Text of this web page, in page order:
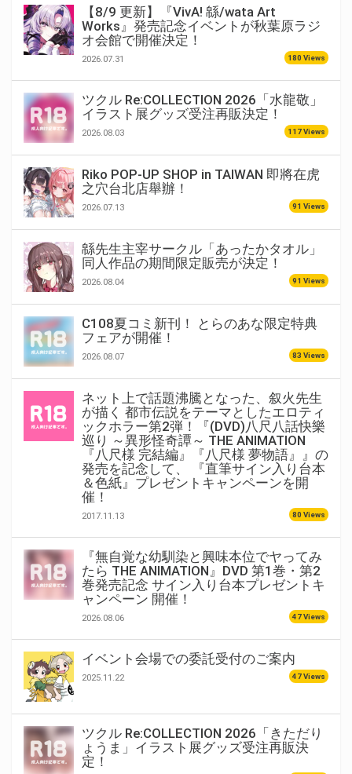
【8/9 更新】『VivA! 緜/wata Art
Works』発売記念イベントが秋葉原ラジ
オ会館で開催決定！
2026.07.31 180 Views
ツクル Re:COLLECTION 2026「水龍敬」
イラスト展グッズ受注再販決定！
2026.08.03 117 Views
Riko POP-UP SHOP in TAIWAN 即將在虎
之穴台北店舉辦！
2026.07.13 91 Views
緜先生主宰サークル「あったかタオル」
同人作品の期間限定販売が決定！
2026.08.04 91 Views
C108夏コミ新刊！ とらのあな限定特典
フェアが開催！
2026.08.07 83 Views
ネット上で話題沸騰となった、叙火先生
が描く 都市伝説をテーマとしたエロティ
ックホラー第2弾！『(DVD)八尺八話快樂
巡り ～異形怪奇譚～ THE ANIMATION
『八尺様 完結編』『八尺様 夢物語』』の
発売を記念して、 『直筆サイン入り台本
＆色紙』プレゼントキャンペーンを開
催！
2017.11.13 80 Views
『無自覚な幼馴染と興味本位でヤってみ
たら THE ANIMATION』DVD 第1巻・第2
巻発売記念 サイン入り台本プレゼントキ
ャンペーン 開催！
2026.08.06 47 Views
イベント会場での委託受付のご案内
2025.11.22 47 Views
ツクル Re:COLLECTION 2026「きただり
ょうま」イラスト展グッズ受注再販決
定！